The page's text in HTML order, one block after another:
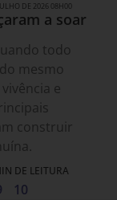
DE 2026 08H00
a soar
todo
mesmo
e
construir
DE LEITURA
10